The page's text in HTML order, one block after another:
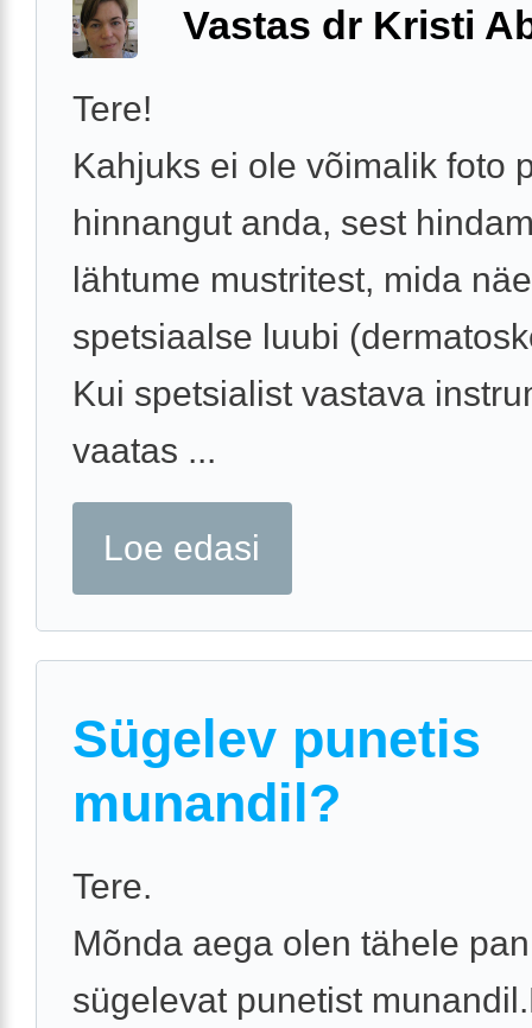
Vastas dr Kristi
Tere!
Kahjuks ei ole võimalik foto
hinnangut anda, sest
lähtume mustritest, mida
spetsiaalse luubi
Kui spetsialist vastava
vaatas ...
Loe edasi
Sügelev punetis
munandil?
Tere.
Mõnda aega olen tähele
sügelevat punetist